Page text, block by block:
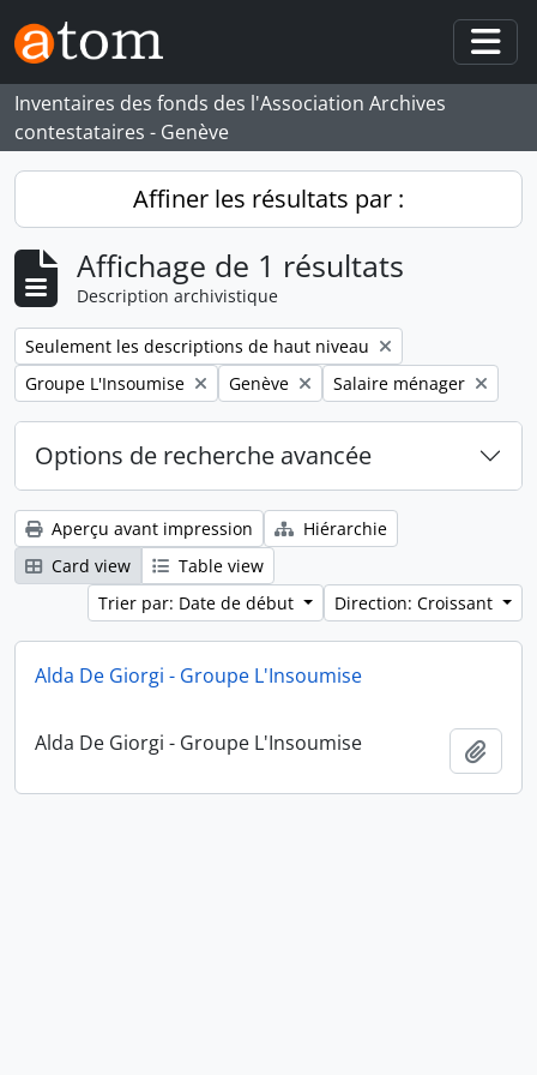
Skip to main content
Inventaires des fonds des l'Association Archives
contestataires - Genève
Affiner les résultats par :
Affichage de 1 résultats
Description archivistique
Remove filter:
Seulement les descriptions de haut niveau
Remove filter:
Groupe L'Insoumise Remove filter:
Genève Remove filter:
Salaire ménager
Options de recherche avancée
Aperçu avant impression
Hiérarchie
Card view
Table view
Trier par: Date de début
Direction: Croissant
Alda De Giorgi - Groupe L'Insoumise
Alda De Giorgi - Groupe L'Insoumise